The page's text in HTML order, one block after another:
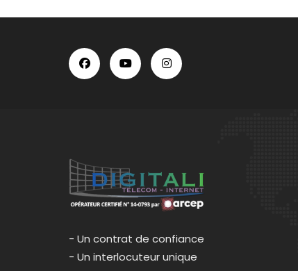
- Un contrat de confiance
- Un interlocuteur unique